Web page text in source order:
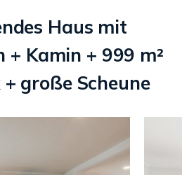
Haus mit
Kamin + 999 m²
große Scheune